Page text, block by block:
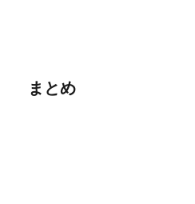
まとめ